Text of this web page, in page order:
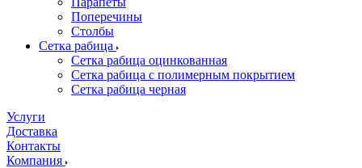
Поперечины
Столбы
Сетка рабица
Сетка рабица оцинкованная
Сетка рабица с полимерным покрытием
Сетка рабица черная
Услуги
Доставка
Контакты
Компания